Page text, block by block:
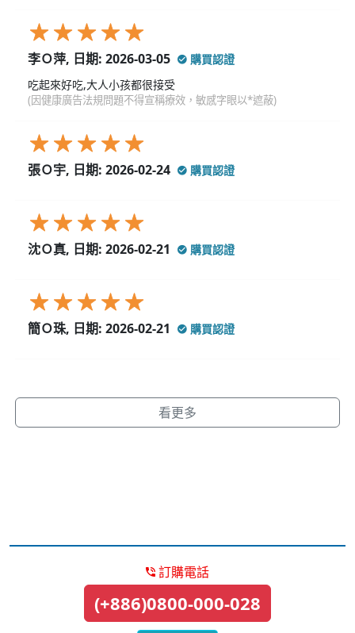
李Ｏ萍, 日期: 2026-03-05
購買認證
吃起來好吃,大人小孩都很接受
(因健康廣告法規問題不得宣稱療效，敏感字眼以*遮蔽)
張Ｏ宇, 日期: 2026-02-24 購買認證
沈Ｏ真, 日期: 2026-02-21 購買認證
簡Ｏ珠, 日期: 2026-02-21 購買認證
看更多
訂購電話
(+886)0800-000-028